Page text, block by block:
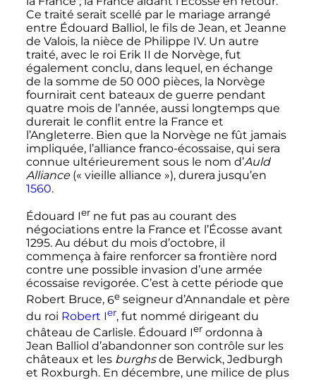
Ce traité serait scellé par le mariage arrangé
entre Édouard Balliol, le fils de Jean, et Jeanne
de Valois, la nièce de Philippe IV. Un autre
traité, avec le roi Erik II de Norvège, fut
également conclu, dans lequel, en échange
de la somme de 50 000 pièces, la Norvège
fournirait cent bateaux de guerre pendant
quatre mois de l’année, aussi longtemps que
durerait le conflit entre la France et
l’Angleterre. Bien que la Norvège ne fût jamais
impliquée, l’alliance franco-écossaise, qui sera
connue ultérieurement sous le nom d’Auld
Alliance(« vieille alliance »), durera jusqu’en
1560.
Édouard Ier ne fut pas au courant des
négociations entre la France et l’Écosse avant
1295. Au début du mois d’octobre, il
commença à faire renforcer sa frontière nord
contre une possible invasion d’une armée
écossaise revigorée. C’est à cette période que
Robert Bruce, 6eseigneur d’Annandale et père
du roi Robert Ier, fut nommé dirigeant du
château de Carlisle. Édouard Ier ordonna à
Jean Balliol d’abandonner son contrôle sur les
châteaux et les burghsde Berwick, Jedburgh
et Roxburgh. En décembre, une milice de plus